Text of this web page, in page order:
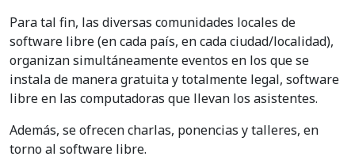
Para tal fin, las diversas comunidades locales de
software libre (en cada país, en cada ciudad/localidad),
organizan simultáneamente eventos en los que se
instala de manera gratuita y totalmente legal, software
libre en las computadoras que llevan los asistentes.
Además, se ofrecen charlas, ponencias y talleres, en
torno al software libre.